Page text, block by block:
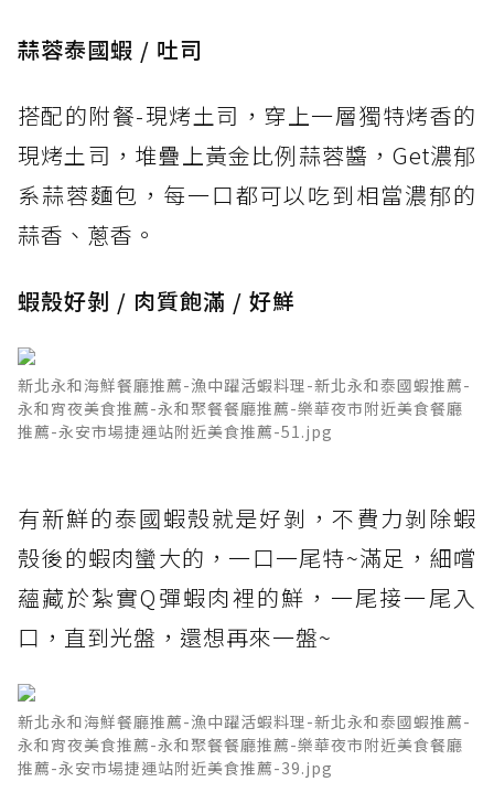
蒜蓉泰國蝦 / 吐司
搭配的附餐-現烤土司，穿上一層獨特烤香的
現烤土司，堆疊上黃金比例蒜蓉醬，Get濃郁
系蒜蓉麵包，每一口都可以吃到相當濃郁的
蒜香、蔥香。
蝦殼好剝 / 肉質飽滿 / 好鮮
新北永和海鮮餐廳推薦-漁中躍活蝦料理-新北永和泰國蝦推薦-
永和宵夜美食推薦-永和聚餐餐廳推薦-樂華夜市附近美食餐廳
推薦-永安市場捷運站附近美食推薦-51.jpg
有新鮮的泰國蝦殼就是好剝，不費力剝除蝦
殼後的蝦肉蠻大的，一口一尾特~滿足，細嚐
蘊藏於紮實Q彈蝦肉裡的鮮，一尾接一尾入
口，直到光盤，還想再來一盤~
新北永和海鮮餐廳推薦-漁中躍活蝦料理-新北永和泰國蝦推薦-
永和宵夜美食推薦-永和聚餐餐廳推薦-樂華夜市附近美食餐廳
推薦-永安市場捷運站附近美食推薦-39.jpg